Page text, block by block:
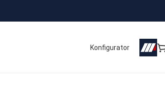
Konfigurator